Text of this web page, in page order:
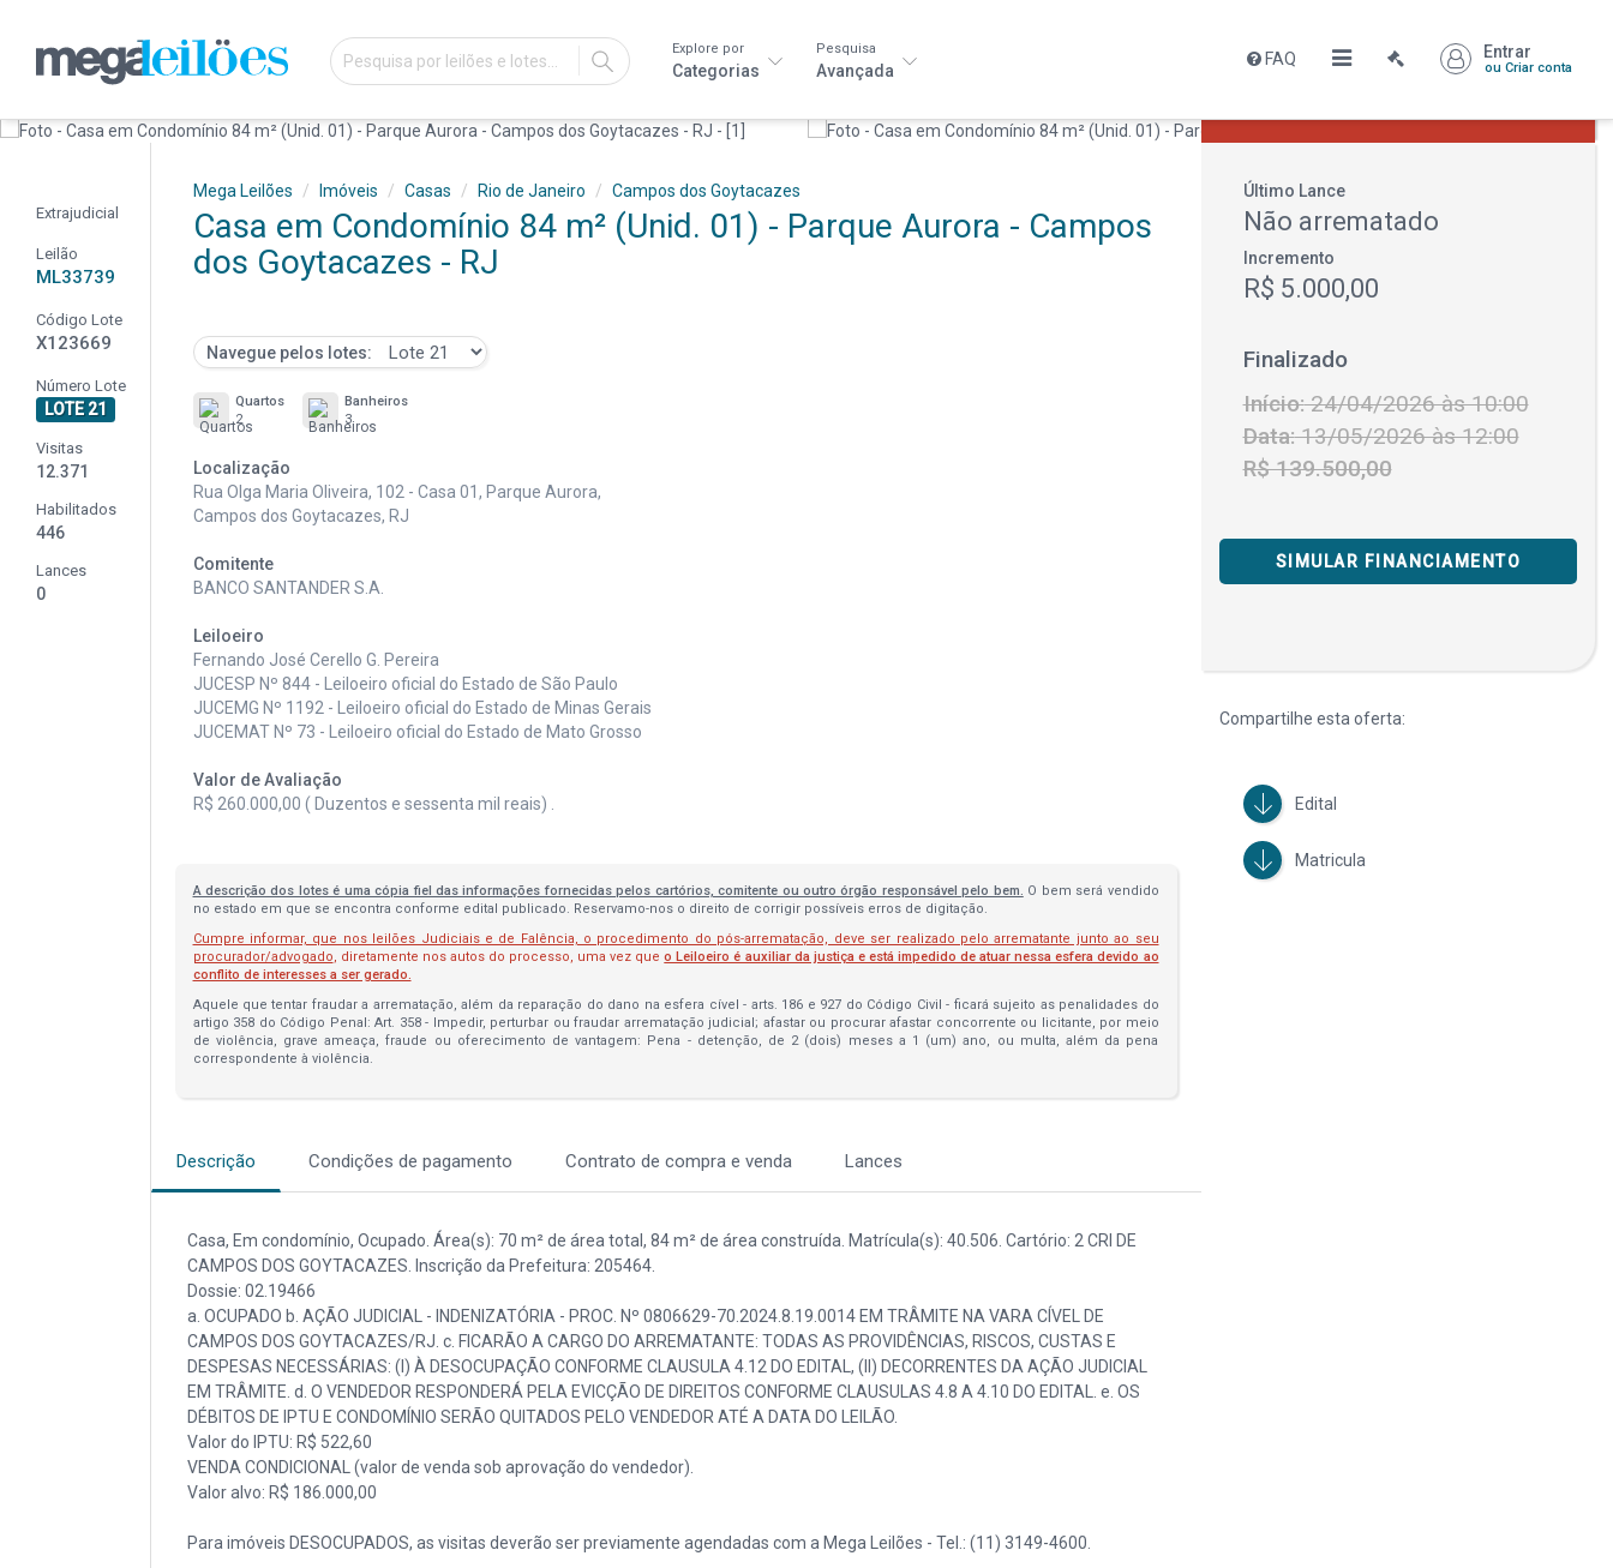
IR
Explore por
Categorias
Pesquisa
Avançada
FAQ Entrar
ou Criar conta
Leilão encerrado
Extrajudicial
Leilão
ML33739
Código Lote
X123669
Número Lote
LOTE 21
Visitas
12.371
Habilitados
446
Lances
0
Mega Leilões Imóveis Casas Rio de Janeiro Campos dos Goytacazes
Casa em Condomínio 84 m² (Unid. 01) - Parque Aurora - Campos
dos Goytacazes - RJ
Navegue pelos lotes:
Quartos
2
Banheiros
3
Localização
Rua Olga Maria Oliveira, 102 - Casa 01, Parque Aurora,
Campos dos Goytacazes, RJ
Comitente
BANCO SANTANDER S.A.
Leiloeiro
Fernando José Cerello G. Pereira
JUCESP Nº 844 - Leiloeiro oficial do Estado de São Paulo
JUCEMG Nº 1192 - Leiloeiro oficial do Estado de Minas Gerais
JUCEMAT Nº 73 - Leiloeiro oficial do Estado de Mato Grosso
Valor de Avaliação
R$ 260.000,00 ( Duzentos e sessenta mil reais) .
A descrição dos lotes é uma cópia fiel das informações fornecidas pelos cartórios, comitente ou outro órgão responsável pelo bem. O bem será vendido
no estado em que se encontra conforme edital publicado. Reservamo-nos o direito de corrigir possíveis erros de digitação.
Cumpre informar, que nos leilões Judiciais e de Falência, o procedimento do pós-arrematação, deve ser realizado pelo arrematante junto ao seu
procurador/advogado, diretamente nos autos do processo, uma vez queo Leiloeiro é auxiliar da justiça e está impedido de atuar nessa esfera devido ao
conflito de interesses a ser gerado.
Aquele que tentar fraudar a arrematação, além da reparação do dano na esfera cível - arts. 186 e 927 do Código Civil - ficará sujeito as penalidades do
artigo 358 do Código Penal: Art. 358 - Impedir, perturbar ou fraudar arrematação judicial; afastar ou procurar afastar concorrente ou licitante, por meio
de violência, grave ameaça, fraude ou oferecimento de vantagem: Pena - detenção, de 2 (dois) meses a 1 (um) ano, ou multa, além da pena
correspondente à violência.
Descrição Condições de pagamento Contrato de compra e venda Lances
Casa, Em condomínio, Ocupado. Área(s): 70 m² de área total, 84 m² de área construída. Matrícula(s): 40.506. Cartório: 2 CRI DE
CAMPOS DOS GOYTACAZES. Inscrição da Prefeitura: 205464.
Dossie: 02.19466
a. OCUPADO b. AÇÃO JUDICIAL - INDENIZATÓRIA - PROC. Nº 0806629-70.2024.8.19.0014 EM TRÂMITE NA VARA CÍVEL DE
CAMPOS DOS GOYTACAZES/RJ. c. FICARÃO A CARGO DO ARREMATANTE: TODAS AS PROVIDÊNCIAS, RISCOS, CUSTAS E
DESPESAS NECESSÁRIAS: (I) À DESOCUPAÇÃO CONFORME CLAUSULA 4.12 DO EDITAL, (II) DECORRENTES DA AÇÃO JUDICIAL
EM TRÂMITE. d. O VENDEDOR RESPONDERÁ PELA EVICÇÃO DE DIREITOS CONFORME CLAUSULAS 4.8 A 4.10 DO EDITAL. e. OS
DÉBITOS DE IPTU E CONDOMÍNIO SERÃO QUITADOS PELO VENDEDOR ATÉ A DATA DO LEILÃO.
Valor do IPTU: R$ 522,60
VENDA CONDICIONAL (valor de venda sob aprovação do vendedor).
Valor alvo: R$ 186.000,00
Para imóveis DESOCUPADOS, as visitas deverão ser previamente agendadas com a Mega Leilões - Tel.: (11) 3149-4600.
Último Lance
Não arrematado
Incremento
R$ 5.000,00
Finalizado
Início:24/04/2026 às 10:00
Data:13/05/2026 às 12:00
R$ 139.500,00
SIMULAR FINANCIAMENTO
Compartilhe esta oferta:
Edital
Matricula